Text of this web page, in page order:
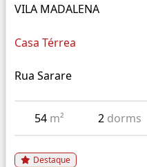
VILA MADALENA
Casa Térrea
Rua Sarare
54 m² 2 dorms
Destaque